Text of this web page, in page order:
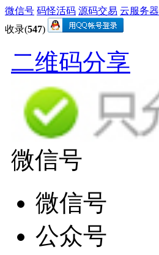
微信号 码怪活码 源码交易 云服务器
收录(547)
二维码分享
微信号
微信号
公众号